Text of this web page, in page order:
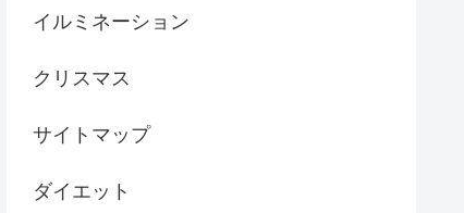
イルミネーション
クリスマス
サイトマップ
ダイエット